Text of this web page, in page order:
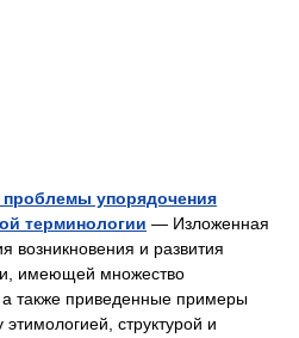
упорядочения
терминологии — Изложенная
возникновения и развития
имеющей множество
а также приведенные примеры
структурой и